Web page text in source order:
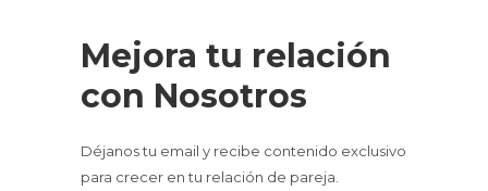
Mejora tu relación
con Nosotros
Déjanos tu email y recibe contenido exclusivo
para crecer en tu relación de pareja.